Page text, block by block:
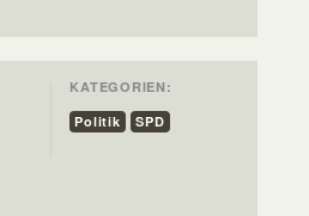
KATEGORIEN:
Politik
SPD